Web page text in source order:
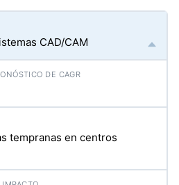
CAD/CAM
tempranas en centros